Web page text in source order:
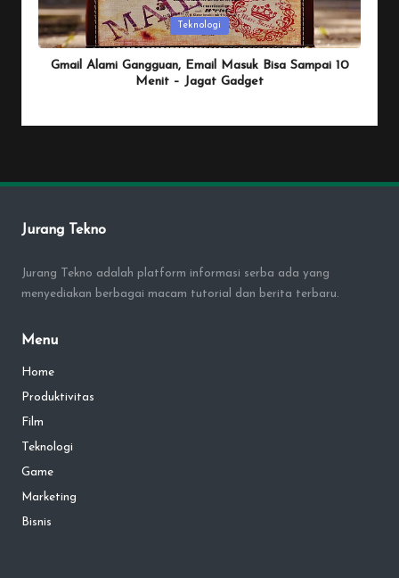
Posted
in
Teknologi
Gmail Alami Gangguan, Email Masuk Bisa Sampai 10
Menit – Jagat Gadget
by
Jurang Tekno
Jurang Tekno adalah platform informasi serba ada yang
menyediakan berbagai macam tutorial dan berita terbaru.
Menu
Home
Produktivitas
Film
Teknologi
Game
Marketing
Bisnis